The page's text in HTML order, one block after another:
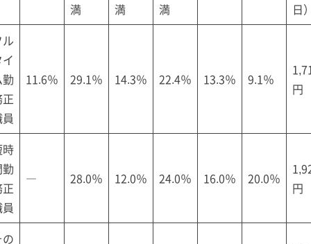
満
満
満
日
11.6％ 29.1％ 14.3％ 22.4％ 13.3％ 9.1％
円
― 28.0％ 12.0％ 24.0％ 16.0％ 20.0％
円